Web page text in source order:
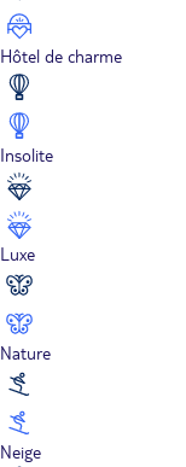
Hôtel de charme
Insolite
Luxe
Nature
Neige